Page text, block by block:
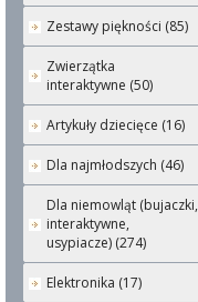
Zestawy piękności (85)
Zwierzątka
interaktywne (50)
Artykuły dziecięce (16)
Dla najmłodszych (46)
Dla niemowląt (bujaczki,
interaktywne,
usypiacze) (274)
Elektronika (17)